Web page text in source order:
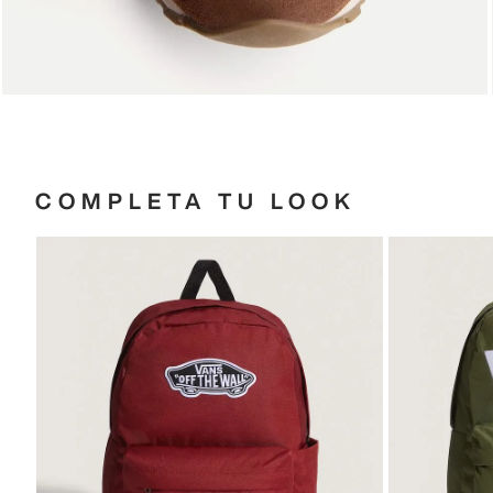
COMPLETA TU LOOK